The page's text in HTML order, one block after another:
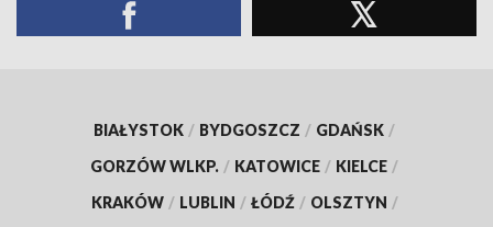
BIAŁYSTOK / BYDGOSZCZ / GDAŃSK /
GORZÓW WLKP. / KATOWICE / KIELCE /
KRAKÓW / LUBLIN / ŁÓDŹ / OLSZTYN /